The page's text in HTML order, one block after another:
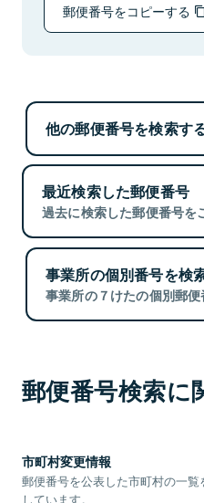
郵便番号をコピーする
他の郵便番号を検索す
最近検索した郵便番号
過去に検索した郵便番号を
事業所の個別番号を検
事業所の７けたの個別郵便
郵便番号検索に
市町村変更情報
郵便番号を公表した市町村の一
しています。